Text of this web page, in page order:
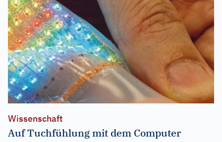
Wissenschaft
Auf Tuchfühlung mit dem Computer